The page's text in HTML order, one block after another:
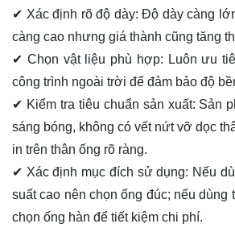
✔ Xác định rõ độ dày: Độ dày càng
càng cao nhưng giá thành cũng tăng
✔ Chọn vật liệu phù hợp: Luôn ưu
công trình ngoài trời để đảm bảo độ
✔ Kiểm tra tiêu chuẩn sản xuất: Sản
sáng bóng, không có vết nứt vỡ dọc
in trên thân ống rõ ràng.
✔ Xác định mục đích sử dụng: Nếu
suất cao nên chọn ống đúc; nếu dùng
chọn ống hàn để tiết kiệm chi phí.